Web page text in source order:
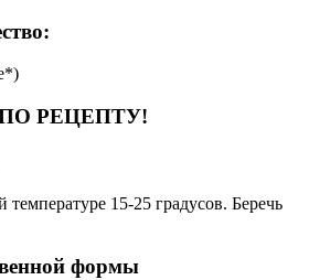
РЕЦЕПТУ!
15-25 градусов. Беречь
формы